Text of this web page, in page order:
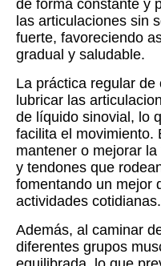
de forma constante y
las articulaciones sin
fuerte, favoreciendo
gradual y saludable.
La práctica regular
lubricar las
de líquido sinovial, lo
facilita el movimiento.
mantener o mejorar
y tendones que
fomentando un mejor
actividades cotidianas.
Además, al caminar
diferentes grupos